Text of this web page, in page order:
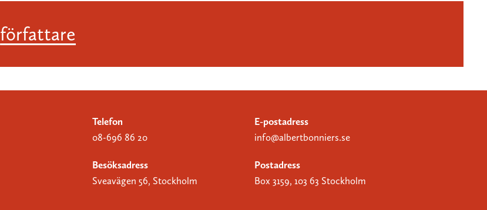
författare
Telefon
08-696 86 20
E-postadress
info@albertbonniers.se
Besöksadress
Sveavägen 56, Stockholm
Postadress
Box 3159, 103 63 Stockholm